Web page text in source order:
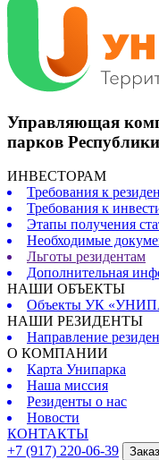
Управляющая
парков
ИНВЕСТОРАМ
Требования к
Требования к
Этапы получения
Необходимые
Льготы резидентам
Дополнительная
НАШИ ОБЪЕКТЫ
Объекты УК
НАШИ РЕЗИДЕНТЫ
Направление
О КОМПАНИИ
Карта Унипарка
Наша миссия
Резиденты о нас
Новости
КОНТАКТЫ
+7 (917) 220-06-39